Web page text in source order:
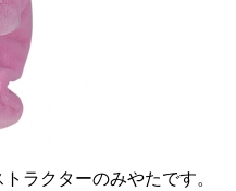
ラクターのみやたです。